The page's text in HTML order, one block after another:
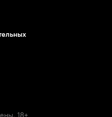
18+